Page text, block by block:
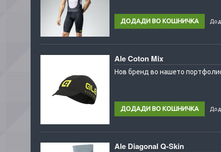
Ale Coton Mix
Нов бренд во нашето
Ale Diagonal Q-Skin